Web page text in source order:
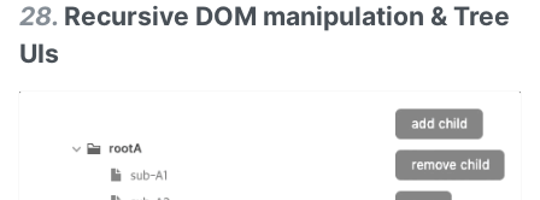
28. Recursive DOM manipulation & Tree
UIs